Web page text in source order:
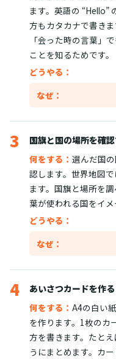
ます。英語の “Hello”
方もカタカナで書き
「会った時の言葉」
ことを知るためです。
どうやる：
なぜ：
3
国旗と国の場所を確
何をする： 選んだ国
認します。世界地図
ます。国旗と場所を
葉が使われる国をイ
どうやる：
なぜ：
4
あいさつカードを作る
何をする： A4の白い
を作ります。1枚のカ
方を書きます。たと
うにまとめます。カ